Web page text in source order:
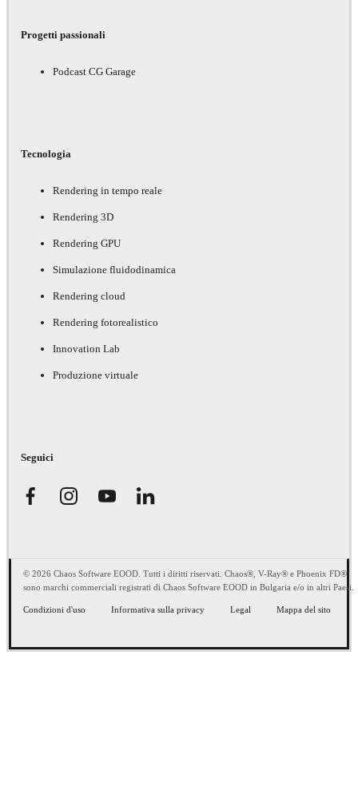
Progetti passionali
Podcast CG Garage
Tecnologia
Rendering in tempo reale
Rendering 3D
Rendering GPU
Simulazione fluidodinamica
Rendering cloud
Rendering fotorealistico
Innovation Lab
Produzione virtuale
Seguici
© 2026 Chaos Software EOOD. Tutti i diritti riservati. Chaos®, V-Ray® e Phoenix FD®
sono marchi commerciali registrati di Chaos Software EOOD in Bulgaria e/o in altri Paesi.
Condizioni d'uso Informativa sulla privacy Legal Mappa del sito